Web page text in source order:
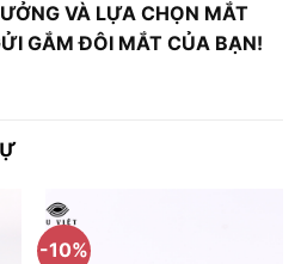
VÀ LỰA CHỌN MẮT
GẮM ĐÔI MẮT CỦA BẠN!
-10%